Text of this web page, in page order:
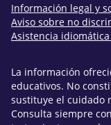
Información legal y
Aviso sobre no
Asistencia idiomática
La información
educativos. No
sustituye el cuidado
Consulta siempre